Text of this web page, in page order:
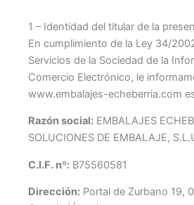
1 – Identidad del titular de la
En cumplimiento de la Ley 34/
Servicios de la Sociedad de la
Comercio Electrónico, le
www.embalajes-echeberria.com
Razón social: EMBALAJES
SOLUCIONES DE EMBALAJE,
C.I.F. nº: B75560581
Dirección: Portal de Zurbano 19,